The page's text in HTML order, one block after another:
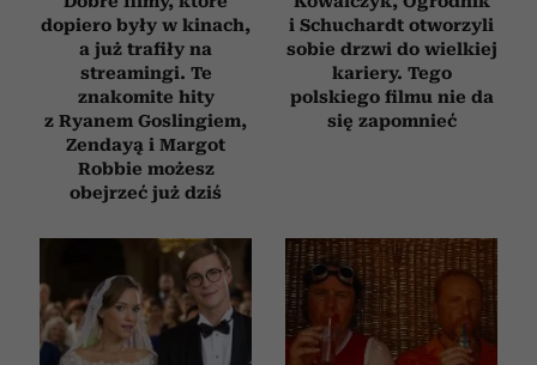
dopiero były w kinach,
a już trafiły na
streamingi. Te
znakomite hity
z Ryanem Goslingiem,
Zendayą i Margot
Robbie możesz
obejrzeć już dziś
i Schuchardt otworzyli
sobie drzwi do wielkiej
kariery. Tego
polskiego filmu nie da
się zapomnieć